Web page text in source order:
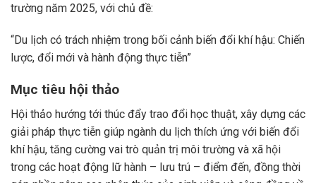
trường năm 2025, với chủ đề:
“Du lịch có trách nhiệm trong bối cảnh biến đổi khí hậu: Chiến
lược, đổi mới và hành động thực tiễn”
Mục tiêu hội thảo
Hội thảo hướng tới thúc đẩy trao đổi học thuật, xây dựng các
giải pháp thực tiễn giúp ngành du lịch thích ứng với biến đổi
khí hậu, tăng cường vai trò quản trị môi trường và xã hội
trong các hoạt động lữ hành – lưu trú – điểm đến, đồng thời